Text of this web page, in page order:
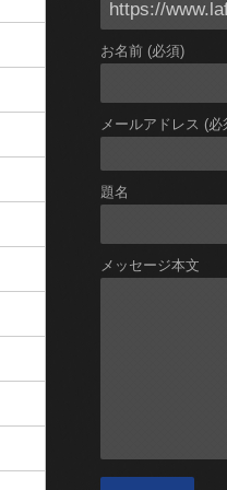
お名前 (必須)
メールアドレス (必
題名
メッセージ本文